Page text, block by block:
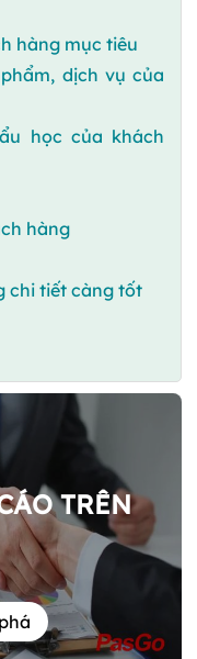
hàng mục tiêu
dịch vụ của
học của khách
hàng
chi tiết càng tốt
TRÊN